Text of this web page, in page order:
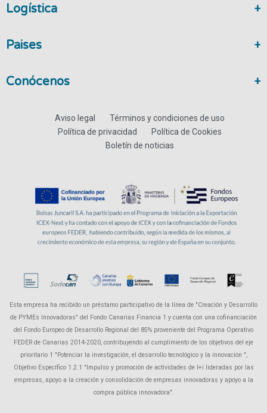
Logística
Paises
Conócenos
Aviso legal
Términos y condiciones de uso
Política de privacidad
Política de Cookies
Boletín de noticias
Esta empresa ha recibido un préstamo participativo de la línea de "Creación y Desarrollo
de PYMEs Innovadoras" del Fondo Canarias Financia 1 y cuenta con una cofinanciación
del Fondo Europeo de Desarrollo Regional del 85% proveniente del Programa Operativo
FEDER de Canarias 2014-2020, contribuyendo al cumplimiento de los objetivos del eje
prioritario 1 "Potenciar la investigación, el desarrollo tecnológico y la innovación ",
Objetivo Específico 1.2.1 "Impulso y promoción de actividades de I+i lideradas por las
empresas, apoyo a la creación y consolidación de empresas innovadoras y apoyo a la
compra pública innovadora".